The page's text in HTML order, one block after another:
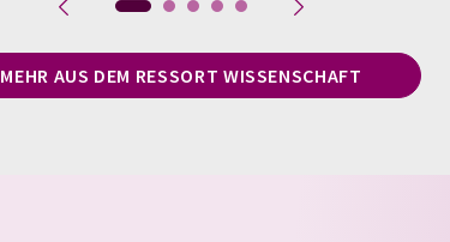
MEHR AUS DEM RESSORT WISSENSCHAFT